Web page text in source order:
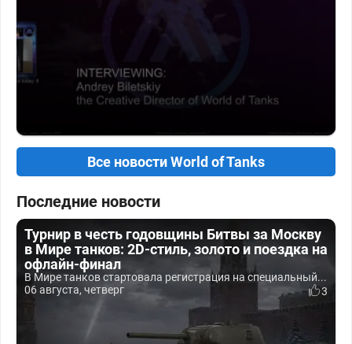
Все новости World of Tanks
Последние новости
Турнир в честь годовщины Битвы за Москву
в Мире танков: 2D-стиль, золото и поездка на
офлайн-финал
В Мире танков стартовала регистрация на специальный...
06 августа, четверг
3